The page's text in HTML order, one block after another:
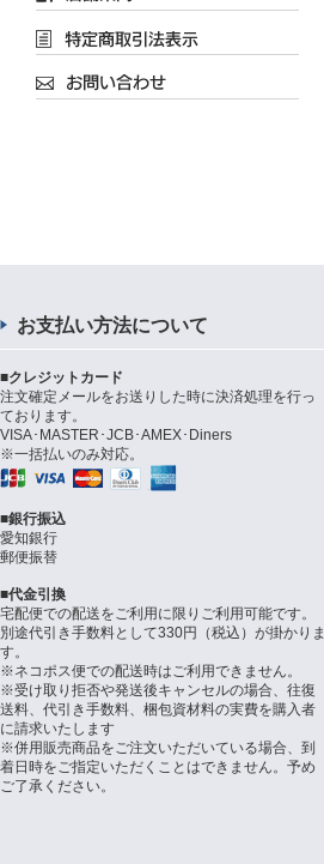
お支払い方法について
■クレジットカード
注文確定メールをお送りした時に決済処理を行っ
ております。
VISA･MASTER･JCB･AMEX･Diners
※一括払いのみ対応。
■銀行振込
愛知銀行
郵便振替
■代金引換
宅配便での配送をご利用に限りご利用可能です。
別途代引き手数料として330円（税込）が掛かりま
す。
※ネコポス便での配送時はご利用できません。
※受け取り拒否や発送後キャンセルの場合、往復
送料、代引き手数料、梱包資材料の実費を購入者
に請求いたします
※併用販売商品をご注文いただいている場合、到
着日時をご指定いただくことはできません。予め
ご了承ください。